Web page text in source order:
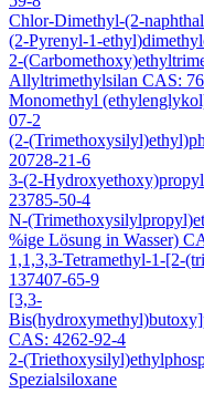
Chlor-Dimethyl-(2-
(2-Pyrenyl-1-
2-
Allyltrimethylsilan CAS:
Monomethyl
07-2
(2-
20728-21-6
3-(2-
23785-50-4
N-
%ige Lösung in Wasser)
1,1,3,3-Tetramethyl-1-[2-
137407-65-9
[3,3-
CAS: 4262-92-4
2-
Spezialsiloxane